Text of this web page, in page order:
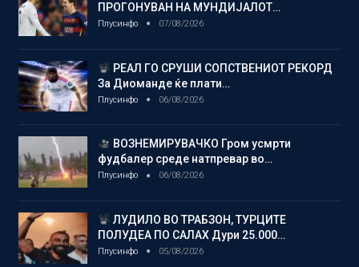
ПРОГОНУВАН НА МУНДИЈАЛОТ…
Плусинфо 07/08/2026
РЕАЛ ГО СРУШИ СОПСТВЕНИОТ РЕКОРД
За Диоманде ќе плати…
Плусинфо 06/08/2026
ВОЗНЕМИРУВАЧКО Гром усмрти
фудбалер среде натпревар во…
Плусинфо 06/08/2026
ЛУДИЛО ВО ТРАБЗОН, ТУРЦИТЕ
ПОЛУДЕА ПО САЛАХ Дури 25.000…
Плусинфо 05/08/2026